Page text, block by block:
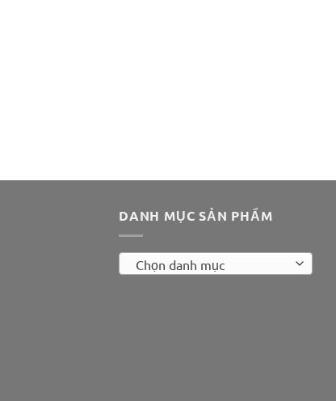
DANH MỤC SẢN PHẨM
Chọn danh mục